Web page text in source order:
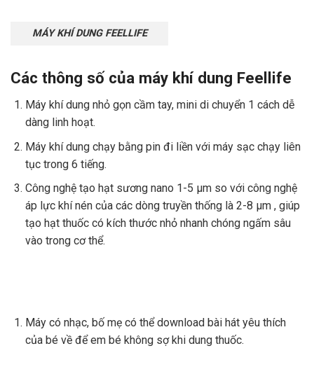
MÁY KHÍ DUNG FEELLIFE
Các thông số của máy khí dung Feellife
Máy khí dung nhỏ gọn cầm tay, mini di chuyển 1 cách dễ
dàng linh hoạt.
Máy khí dung chạy bằng pin đi liền với máy sạc chạy liên
tục trong 6 tiếng.
Công nghệ tạo hạt sương nano 1-5 µm so với công nghệ
áp lực khí nén của các dòng truyền thống là 2-8 µm , giúp
tạo hạt thuốc có kích thước nhỏ nhanh chóng ngấm sâu
vào trong cơ thể.
Máy có nhạc, bố mẹ có thể download bài hát yêu thích
của bé về để em bé không sợ khi dung thuốc.